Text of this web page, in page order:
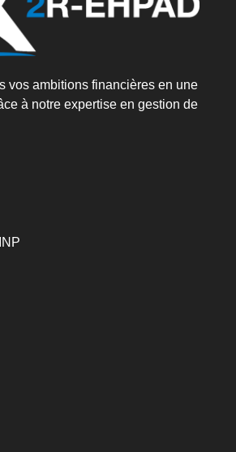
vos ambitions financières en une
à notre expertise en gestion de